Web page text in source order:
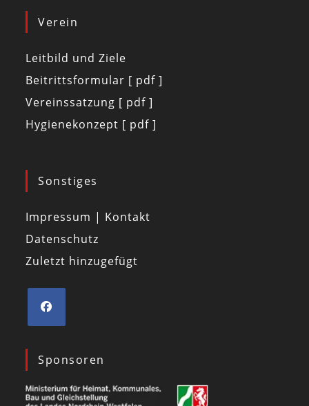
Verein
Leitbild und Ziele
Beitrittsformular [ pdf ]
Vereinssatzung [ pdf ]
Hygienekonzept [ pdf ]
Sonstiges
Impressum | Kontakt
Datenschutz
Zuletzt hinzugefügt
Sponsoren